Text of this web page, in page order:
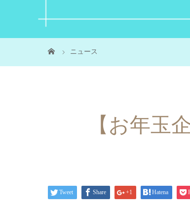
ニュース
【お年玉
Tweet Share +1 Hatena